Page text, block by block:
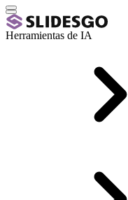
Herramientas de IA